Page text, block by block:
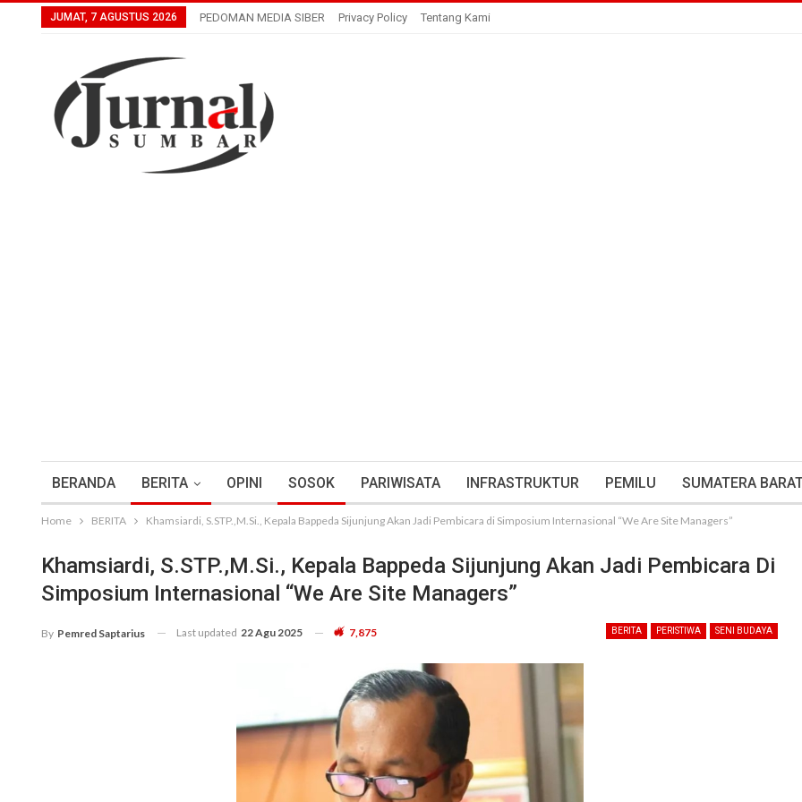
JUMAT, 7 AGUSTUS 2026 PEDOMAN MEDIA SIBER Privacy Policy Tentang Kami
BERANDA BERITA OPINI SOSOK PARIWISATA INFRASTRUKTUR PEMILU SUMATERA
Home BERITA Khamsiardi, S.STP.,M.Si., Kepala Bappeda Sijunjung Akan Jadi Pembicara di Simposium Internasional “We Are Site Managers”
Khamsiardi, S.STP.,M.Si., Kepala Bappeda Sijunjung Akan Jadi Pembicara Di
Simposium Internasional “We Are Site Managers”
BERITA PERISTIWA SENI BUDAYA
By Pemred Saptarius Last updated 22 Agu 2025 7,875